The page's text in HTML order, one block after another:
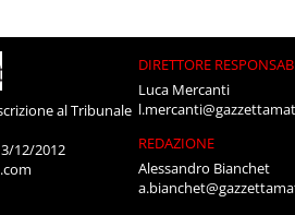
al Tribunale
12/2012
DIRETTORE
Luca Mercanti
REDAZIONE
Alessandro Bianchet